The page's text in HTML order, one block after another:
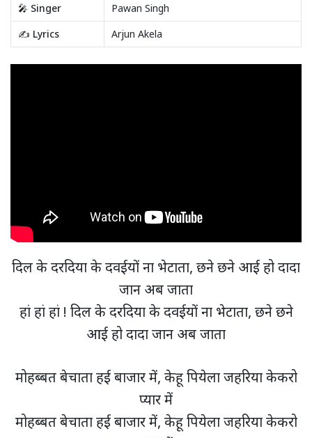
🎤 Singer
Pawan Singh
✍️ Lyrics
Arjun Akela
दिल के दरदिया के दवईयों ना भेटाता, छने छने आई हो दादा
जान अब जाता
हां हां हां ! दिल के दरदिया के दवईयों ना भेटाता, छने छने
आई हो दादा जान अब जाता
मोहब्बत बेचाता हई बाजार में, केहू पियेला जहरिया केकरो
प्यार में
मोहब्बत बेचाता हई बाजार में, केहू पियेला जहरिया केकरो